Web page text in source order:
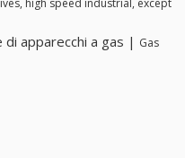
high speed industrial, except
apparecchi a gas | Gas